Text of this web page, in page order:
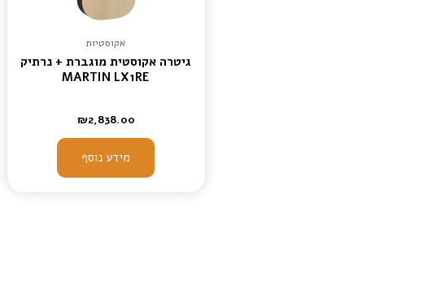
אקוסטיות
גיטרה אקוסטית מוגברת + נרתיק
MARTIN LX1RE
₪2,838.00
מידע נוסף